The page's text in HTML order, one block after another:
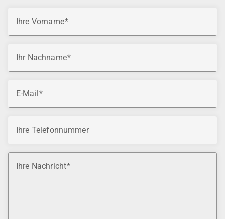
Ihre Vorname
Ihr Nachname
E-Mail
Ihre Telefonnummer
Ihre Nachricht